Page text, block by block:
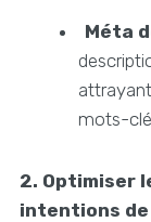
Méta
mots-
2. Optimiser
intentions